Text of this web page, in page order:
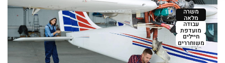
משרה
מלאה
עבודה
מועדפת
חיילים
משוחררים